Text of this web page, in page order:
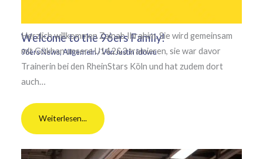
Welcome to the 96ers Family!
96ers News,Allgemein/ VonJustin Idowu
Herzlich willkommen Zainab Ibrahim. Sie wird gemeinsam
mit Gökhan unsere U14.2&3 trainieren, sie war davor
Trainerin bei den RheinStars Köln und hat zudem dort
auch…
Weiterlesen...